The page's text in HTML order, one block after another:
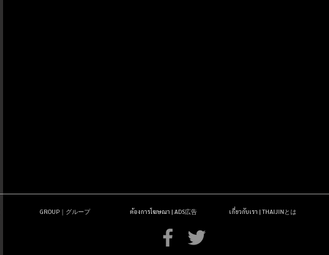
GROUP｜グループ ต้องการโฆษณา | ADS広告 เกี่ยวกับเรา | THAIJINとは